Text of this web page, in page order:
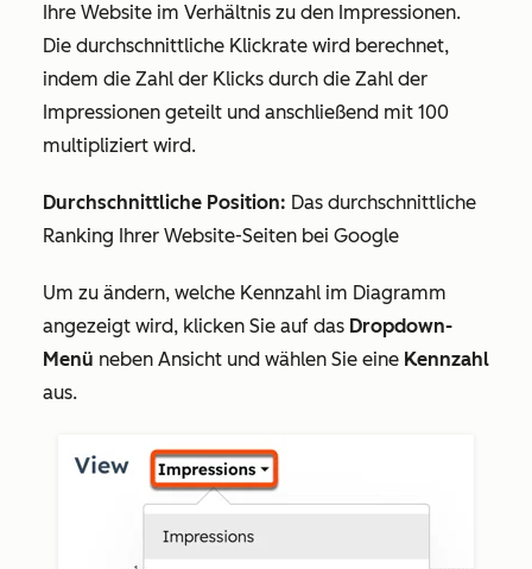
Ihre Website im Verhältnis zu den Impressionen.
Die durchschnittliche Klickrate wird berechnet,
indem die Zahl der Klicks durch die Zahl der
Impressionen geteilt und anschließend mit 100
multipliziert wird.
Durchschnittliche Position: Das durchschnittliche
Ranking Ihrer Website-Seiten bei Google
Um zu ändern, welche Kennzahl im Diagramm
angezeigt wird, klicken Sie auf das Dropdown-
Menü neben Ansicht und wählen Sie eine Kennzahl
aus.